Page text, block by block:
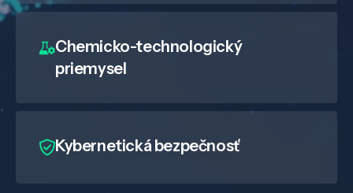
Chemicko-technologický
priemysel
Kybernetická bezpečnosť